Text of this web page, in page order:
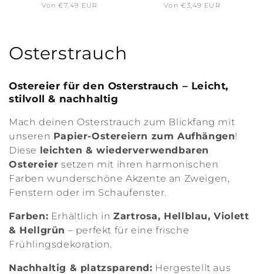
Normaler
Von €7,49 EUR
Normaler
Von €3,49 EUR
K
t
e
g
o
r
i
e
:
Osterstrauch
Ostereier für den Osterstrauch – Leicht,
stilvoll & nachhaltig
Mach deinen Osterstrauch zum Blickfang mit
unseren Papier-Ostereiern zum Aufhängen!
Diese leichten & wiederverwendbaren
Ostereier setzen mit ihren harmonischen
Farben wunderschöne Akzente an Zweigen,
Fenstern oder im Schaufenster.
Farben: Erhältlich inZartrosa, Hellblau, Violett
& Hellgrün – perfekt für eine frische
Frühlingsdekoration.
Nachhaltig & platzsparend: Hergestellt aus